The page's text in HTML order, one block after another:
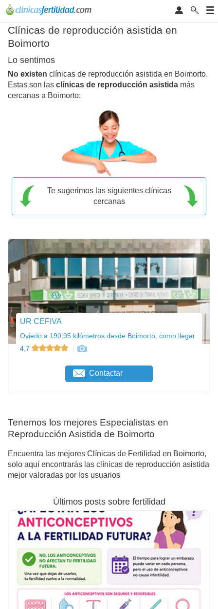
Clínicas de reproducción asistida en
Boimorto
Lo sentimos
No existen clínicas de reproducción asistida en Boimorto.
Estas son las clínicas de reproducción asistida más
cercanas a Boimorto:
Te sugerimos las siguientes clínicas
cercanas
UR CEFIVA
Oviedo a 190,95 kilómetros desde Boimorto, como llegar
4,7
Contactar
Tenemos los mejores Especialistas en
Reproducción Asistida de Boimorto
Encuentra las mejores Clínicas de Fertilidad en Boimorto,
solo aquí encontrarás las clínicas de reproducción asistida
mejor valoradas por los usuarios
Últimos posts sobre fertilidad